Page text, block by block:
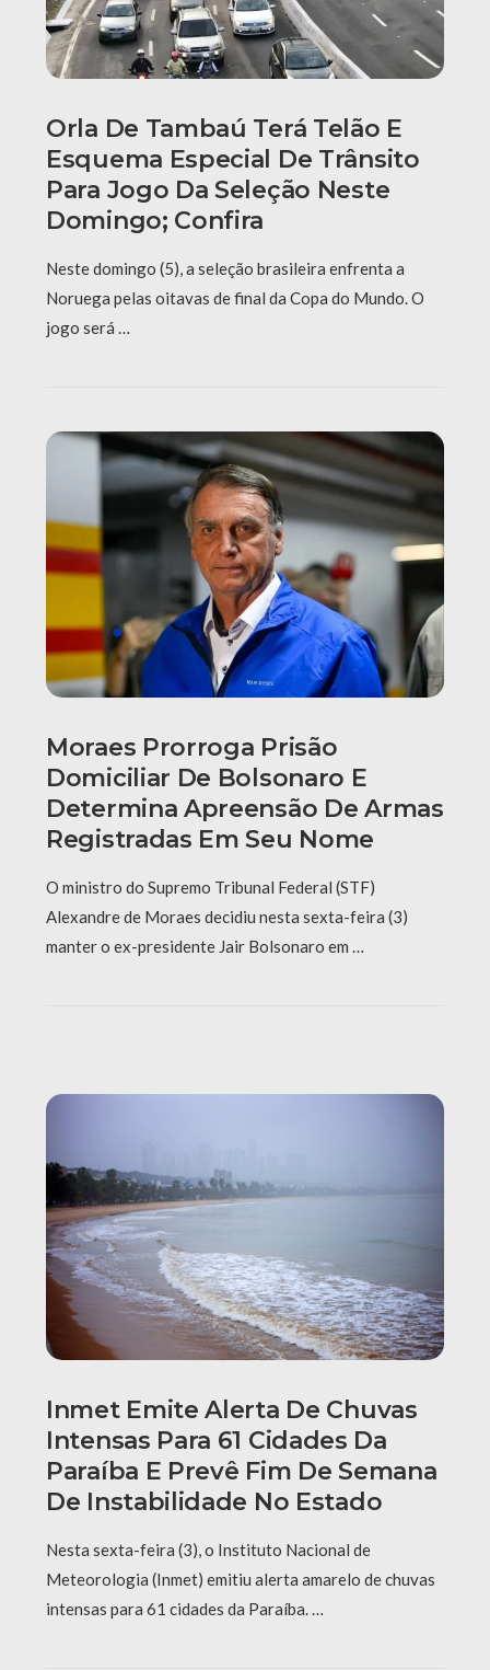
Orla De Tambaú Terá Telão E
Esquema Especial De Trânsito
Para Jogo Da Seleção Neste
Domingo; Confira
Neste domingo (5), a seleção brasileira enfrenta a
Noruega pelas oitavas de final da Copa do Mundo. O
jogo será …
Moraes Prorroga Prisão
Domiciliar De Bolsonaro E
Determina Apreensão De Armas
Registradas Em Seu Nome
O ministro do Supremo Tribunal Federal (STF)
Alexandre de Moraes decidiu nesta sexta-feira (3)
manter o ex-presidente Jair Bolsonaro em …
Inmet Emite Alerta De Chuvas
Intensas Para 61 Cidades Da
Paraíba E Prevê Fim De Semana
De Instabilidade No Estado
Nesta sexta-feira (3), o Instituto Nacional de
Meteorologia (Inmet) emitiu alerta amarelo de chuvas
intensas para 61 cidades da Paraíba. …